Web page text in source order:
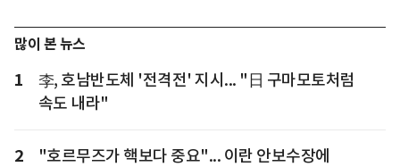
많이 본 뉴스
1
李, 호남반도체 '전격전' 지시... "日 구마모토처럼
속도 내라"
2
"호르무즈가 핵보다 중요"... 이란 안보수장에